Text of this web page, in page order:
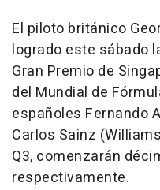
El piloto británico
logrado este sábado
Gran Premio de
del Mundial de
españoles Fernando
Carlos Sainz
Q3, comenzarán
respectivamente.